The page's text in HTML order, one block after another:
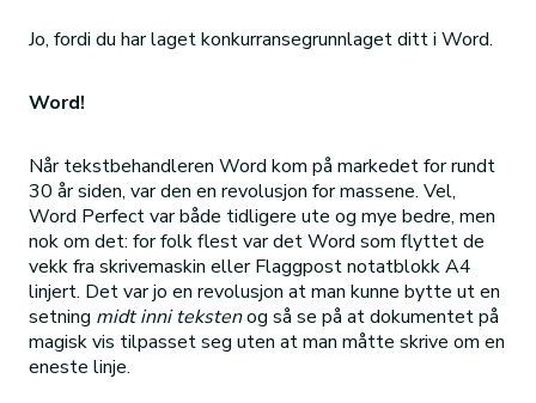
Jo, fordi du har laget konkurransegrunnlaget ditt i Word.
Word!
Når tekstbehandleren Word kom på markedet for rundt
30 år siden, var den en revolusjon for massene. Vel,
Word Perfect var både tidligere ute og mye bedre, men
nok om det: for folk flest var det Word som flyttet de
vekk fra skrivemaskin eller Flaggpost notatblokk A4
linjert. Det var jo en revolusjon at man kunne bytte ut en
setning midt inni tekstenog så se på at dokumentet på
magisk vis tilpasset seg uten at man måtte skrive om en
eneste linje.